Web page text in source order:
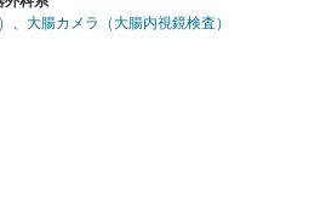
、 大腸カメラ（大腸内視鏡検査）